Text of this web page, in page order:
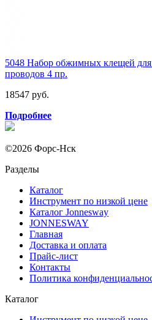
5048 Набор обжимных клещей для
проводов 4 пр.
18547 руб.
Подробнее
©2026 Форс-Нск
Разделы
Каталог
Инструмент по низкой цене
Каталог Jonnesway
JONNESWAY
Главная
Доставка и оплата
Прайс-лист
Контакты
Политика
Каталог